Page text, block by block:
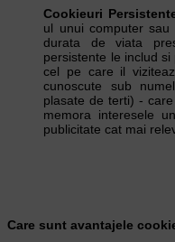
Cookieuri
ul unui computer
durata de viata
persistente le includ
cel pe care il
cunoscute sub
plasate de terti) -
memora interesele
publicitate cat mai
Care sunt avantajele